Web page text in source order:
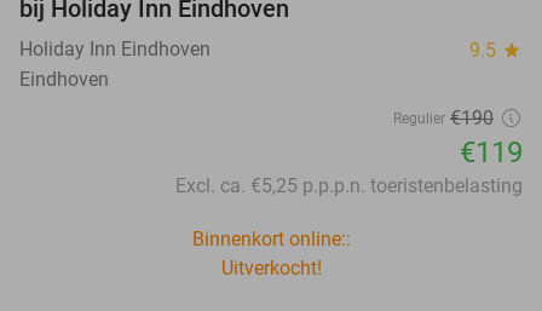
bij Holiday Inn Eindhoven
Holiday Inn Eindhoven 9.5 star
Eindhoven
Regulier €190
€119
Excl. ca. €5,25 p.p.p.n. toeristenbelasting
Binnenkort online::
Uitverkocht!